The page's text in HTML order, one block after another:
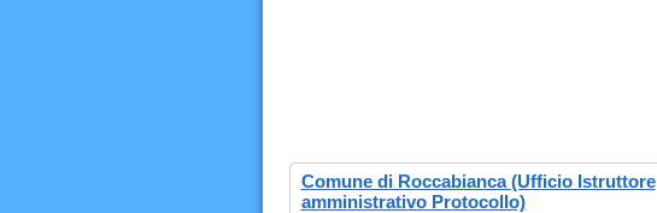
Comune di Roccabianca (Ufficio Istruttore
amministrativo Protocollo)